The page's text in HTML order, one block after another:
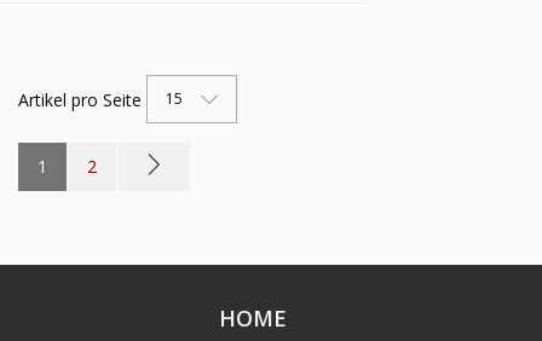
Artikel pro Seite 15
1 2
HOME